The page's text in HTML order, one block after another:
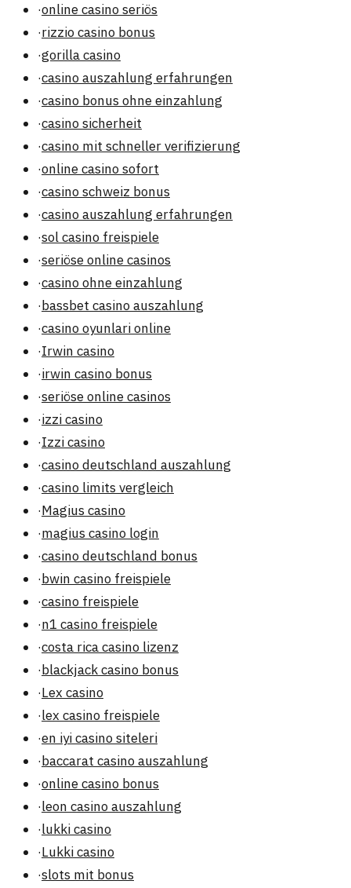
·online casino seriös
·rizzio casino bonus
·gorilla casino
·casino auszahlung erfahrungen
·casino bonus ohne einzahlung
·casino sicherheit
·casino mit schneller verifizierung
·online casino sofort
·casino schweiz bonus
·casino auszahlung erfahrungen
·sol casino freispiele
·seriöse online casinos
·casino ohne einzahlung
·bassbet casino auszahlung
·casino oyunlari online
·Irwin casino
·irwin casino bonus
·seriöse online casinos
·izzi casino
·Izzi casino
·casino deutschland auszahlung
·casino limits vergleich
·Magius casino
·magius casino login
·casino deutschland bonus
·bwin casino freispiele
·casino freispiele
·n1 casino freispiele
·costa rica casino lizenz
·blackjack casino bonus
·Lex casino
·lex casino freispiele
·en iyi casino siteleri
·baccarat casino auszahlung
·online casino bonus
·leon casino auszahlung
·lukki casino
·Lukki casino
·slots mit bonus